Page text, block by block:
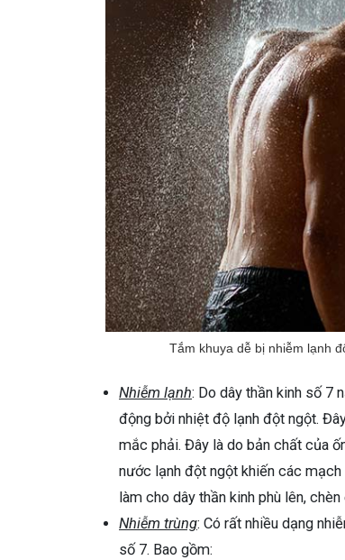
Tắm khuya dễ bị nhiễm lạnh
Nhiễm lạnh: Do dây thần kinh số 7
động bởi nhiệt độ lạnh đột ngột.
mắc phải. Đây là do bản chất của
nước lạnh đột ngột khiến các
làm cho dây thần kinh phù lên,
Nhiễm trùng: Có rất nhiều dạng
số 7. Bao gồm: